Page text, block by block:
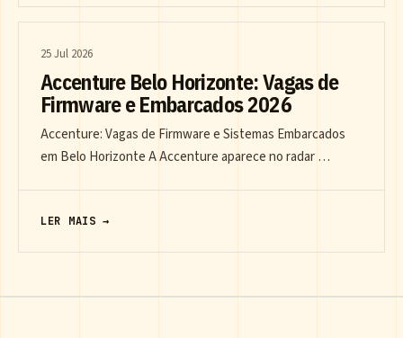
25 Jul 2026
Accenture Belo Horizonte: Vagas de
Firmware e Embarcados 2026
Accenture: Vagas de Firmware e Sistemas Embarcados
em Belo Horizonte A Accenture aparece no radar …
LER MAIS →